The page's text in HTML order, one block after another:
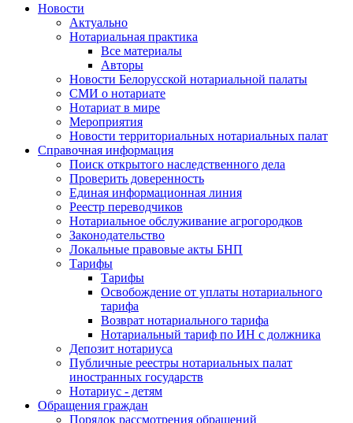
Новости
Актуально
Нотариальная практика
Все материалы
Авторы
Новости Белорусской нотариальной палаты
СМИ о нотариате
Нотариат в мире
Мероприятия
Новости территориальных нотариальных палат
Справочная информация
Поиск открытого наследственного дела
Проверить доверенность
Единая информационная линия
Реестр переводчиков
Нотариальное обслуживание агрогородков
Законодательство
Локальные правовые акты БНП
Тарифы
Тарифы
Освобождение от уплаты нотариального
тарифа
Возврат нотариального тарифа
Нотариальный тариф по ИН с должника
Депозит нотариуса
Публичные реестры нотариальных палат
иностранных государств
Нотариус - детям
Обращения граждан
Порядок рассмотрения обращений